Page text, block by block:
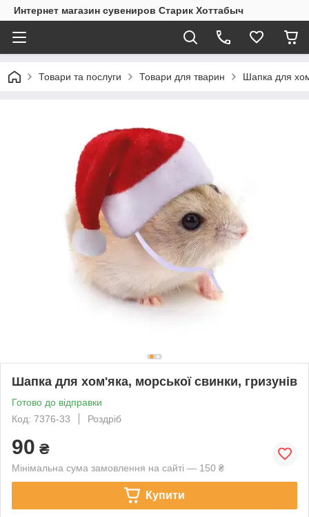
Интернет магазин сувениров Старик Хоттабыч
Товари та послуги Товари для тварин Шапка для
Шапка для хом'яка, морської свинки, гризунів
Готово до відправки
Код: 7376-33
Роздріб
90 ₴
Мінімальна сума замовлення на сайті — 150 ₴
Купити